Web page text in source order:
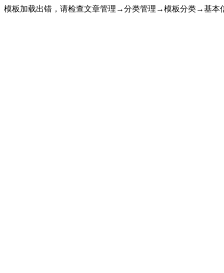
模板加载出错，请检查文章管理→分类管理→模板分类→基本